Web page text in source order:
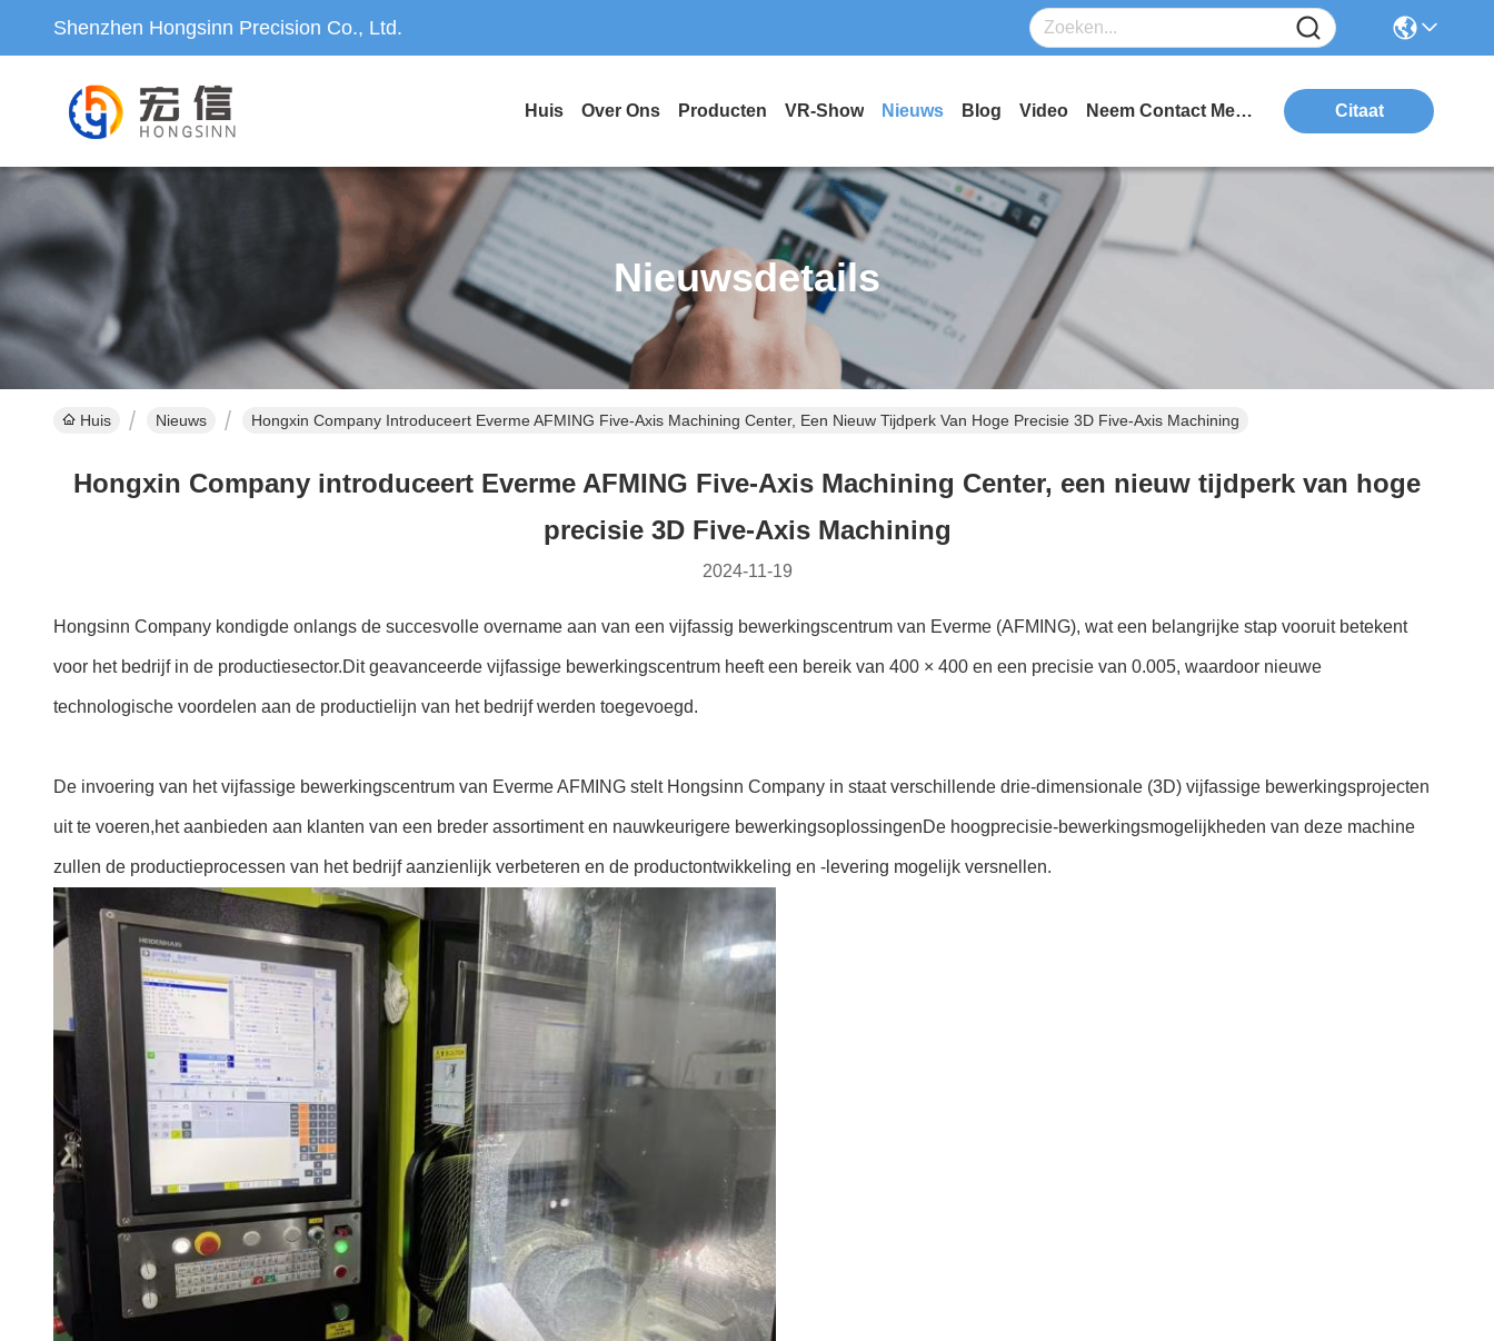
Shenzhen Hongsinn Precision Co., Ltd.
Huis Over Ons Producten VR-Show Nieuws Blog Video Neem Contact Met Ons Op Citaat
Nieuwsdetails
Huis Nieuws Hongxin Company Introduceert Everme AFMING Five-Axis Machining Center, Een Nieuw Tijdperk Van Hoge Precisie 3D Five-Axis Machining
Hongxin Company introduceert Everme AFMING Five-Axis Machining Center, een nieuw tijdperk van hoge
precisie 3D Five-Axis Machining
2024-11-19
Hongsinn Company kondigde onlangs de succesvolle overname aan van een vijfassig bewerkingscentrum van Everme (AFMING), wat een belangrijke stap vooruit betekent
voor het bedrijf in de productiesector.Dit geavanceerde vijfassige bewerkingscentrum heeft een bereik van 400 × 400 en een precisie van 0.005, waardoor nieuwe
technologische voordelen aan de productielijn van het bedrijf werden toegevoegd.
De invoering van het vijfassige bewerkingscentrum van Everme AFMING stelt Hongsinn Company in staat verschillende drie-dimensionale (3D) vijfassige bewerkingsprojecten
uit te voeren,het aanbieden aan klanten van een breder assortiment en nauwkeurigere bewerkingsoplossingenDe hoogprecisie-bewerkingsmogelijkheden van deze machine
zullen de productieprocessen van het bedrijf aanzienlijk verbeteren en de productontwikkeling en -levering mogelijk versnellen.